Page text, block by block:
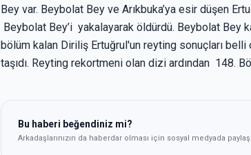
Bey var. Beybolat Bey ve Arıkbuka’ya esir düşen
Beybolat Bey’i yakalayarak öldürdü. Beybolat Bey
bölüm kalan Diriliş Ertuğrul'un reyting sonuçları belli
taşıdı. Reyting rekortmeni olan dizi ardından 148.
Bu haberi beğendiniz mi?
Arkadaşlarınızın da haberdar olması için sosyal medyada